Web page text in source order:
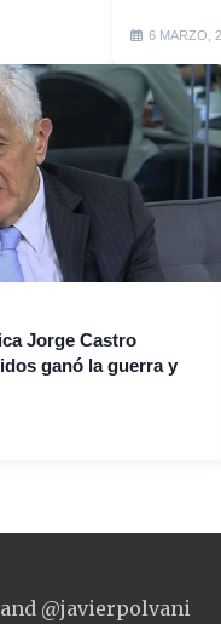
6 MARZO,
Jorge Castro
ganó la guerra y
@javierpolvani